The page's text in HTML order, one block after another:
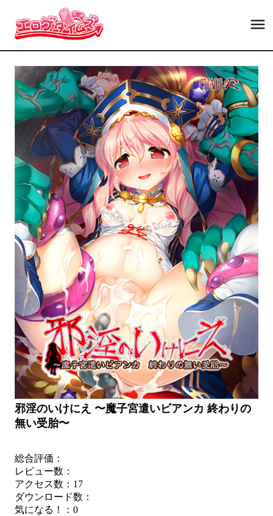
邪淫のいけにえ 〜魔子宮遣いビアンカ 終わりの
無い受胎〜
総合評価：
レビュー数：
アクセス数：17
ダウンロード数：
気になる！： 0